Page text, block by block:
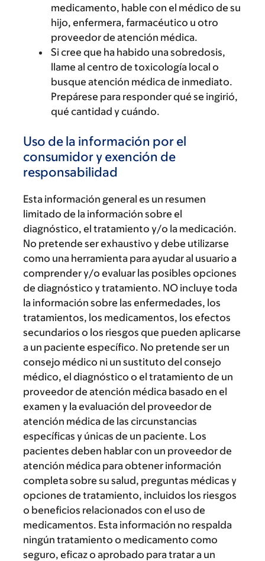
medicamento, hable con el médico de su
hijo, enfermera, farmacéutico u otro
proveedor de atención médica.
Si cree que ha habido una sobredosis,
llame al centro de toxicología local o
busque atención médica de inmediato.
Prepárese para responder qué se ingirió,
qué cantidad y cuándo.
Uso de la información por el
consumidor y exención de
responsabilidad
Esta información general es un resumen
limitado de la información sobre el
diagnóstico, el tratamiento y/o la medicación.
No pretende ser exhaustivo y debe utilizarse
como una herramienta para ayudar al usuario a
comprender y/o evaluar las posibles opciones
de diagnóstico y tratamiento. NO incluye toda
la información sobre las enfermedades, los
tratamientos, los medicamentos, los efectos
secundarios o los riesgos que pueden aplicarse
a un paciente específico. No pretende ser un
consejo médico ni un sustituto del consejo
médico, el diagnóstico o el tratamiento de un
proveedor de atención médica basado en el
examen y la evaluación del proveedor de
atención médica de las circunstancias
específicas y únicas de un paciente. Los
pacientes deben hablar con un proveedor de
atención médica para obtener información
completa sobre su salud, preguntas médicas y
opciones de tratamiento, incluidos los riesgos
o beneficios relacionados con el uso de
medicamentos. Esta información no respalda
ningún tratamiento o medicamento como
seguro, eficaz o aprobado para tratar a un